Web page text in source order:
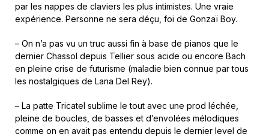
par les nappes de claviers les plus intimistes. Une vraie
expérience. Personne ne sera déçu, foi de Gonzaï Boy.
– On n’a pas vu un truc aussi fin à base de pianos que le
dernier Chassol depuis Tellier sous acide ou encore Bach
en pleine crise de futurisme (maladie bien connue par tous
les nostalgiques de Lana Del Rey).
– La patte Tricatel sublime le tout avec une prod léchée,
pleine de boucles, de basses et d’envolées mélodiques
comme on en avait pas entendu depuis le dernier level de